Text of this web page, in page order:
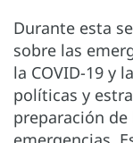
Durante esta
sobre las
la COVID-19 y
políticas y
preparación